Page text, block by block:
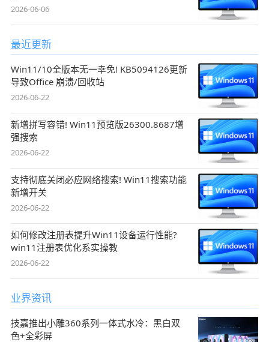
2026-06-06
最近更新
Win11/10全版本无一幸免! KB5094126更新
导致Office 崩溃/回收站
2026-06-22
新增拼写容错! Win11预览版26300.8687增
强搜索
2026-06-22
支持彻底关闭必应网络搜索! Win11搜索功能
新增开关
2026-06-22
如何修改注册表提升Win11设备运行性能?
win11注册表优化系实操教
2026-06-22
业界资讯
技嘉推出小雕360系列一体式水冷：黑白双
色+全彩屏